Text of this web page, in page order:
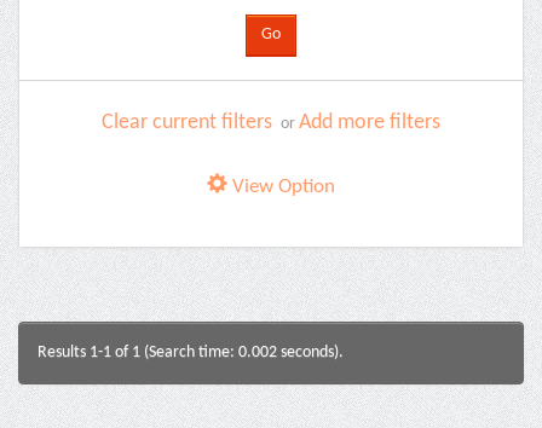
Clear current filters or Add more filters
View Option
Results 1-1 of 1 (Search time: 0.002 seconds).